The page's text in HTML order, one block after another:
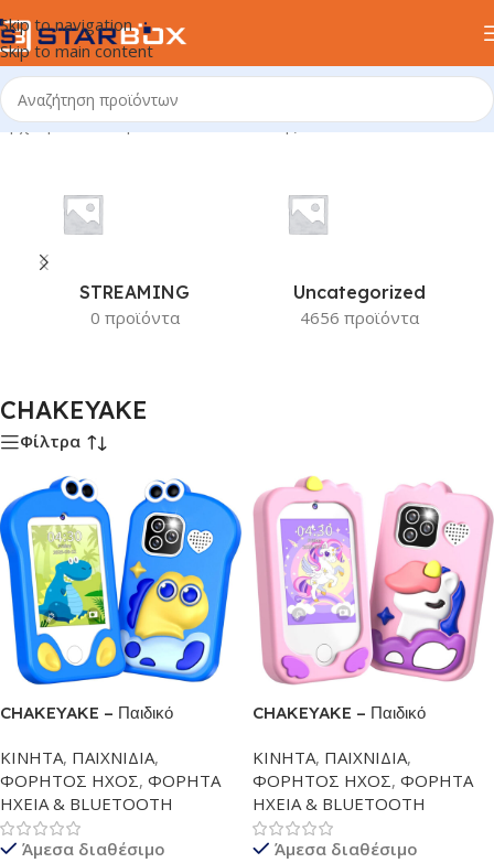
Skip to navigation
Skip to main content
Αρχική σελίδα/Προϊόν Κατασκευαστής/CHAKEYAKE
STREAMING
0 προϊόντα
Uncategorized
4656 προϊόντα
CHAKEYAKE
Φίλτρα
CHAKEYAKE – Παιδικό
Οθόνη Αφής 2,8”, Διπλή
Κάμερα, MP3 Player, Κάρτα SD
32GB – Εκπαιδευτικό Τηλέφωνο
& Ιδανικό Δώρο Γενεθλίων |
Blue
ΚΙΝΗΤΑ, ΠΑΙΧΝΙΔΙΑ,
ΦΟΡΗΤΟΣ ΗΧΟΣ, ΦΟΡΗΤΑ
ΗΧΕΙΑ & BLUETOOTH
Άμεσα διαθέσιμο
CHAKEYAKE – Παιδικό
Οθόνη Αφής 2,8”, Διπλή
Κάμερα, MP3 Player, Κάρτα SD
32GB – Εκπαιδευτικό Τηλέφωνο
& Ιδανικό Δώρο Γενεθλίων |
Pink
ΚΙΝΗΤΑ, ΠΑΙΧΝΙΔΙΑ,
ΦΟΡΗΤΟΣ ΗΧΟΣ, ΦΟΡΗΤΑ
ΗΧΕΙΑ & BLUETOOTH
Άμεσα διαθέσιμο